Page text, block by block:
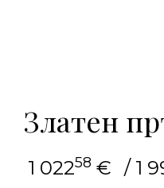
Златен
1 02258 € / 1